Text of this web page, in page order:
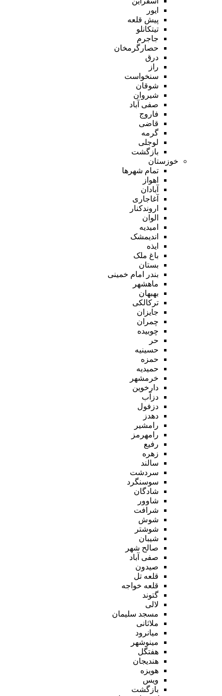
ایور
پیش قلعه
تیتکانلو
جاجرم
حصارگرمخان
درق
راز
سنخواست
شوقان
شیروان
صفی آباد
فاروج
قاضی
گرمه
لوجلی
بازگشت
خوزستان
تمام شهر‌ها
اهواز
آبادان
آغاجاری
اروندکنار
الوان
امیدیه
اندیمشک
ایذه
باغ ملک
بستان
بندر امام خمینی
ماهشهر
بهبهان
ترکالکی
جایزان
چمران
چوبیده
حر
حسینیه
حمزه
حمیدیه
خرمشهر
دارخوین
دزآب
دزفول
دهدز
رامشیر
رامهرمز
رفیع
زهره
سالند
سردشت
سوسنگرد
شادگان
شاوور
شرافت
شوش
شوشتر
شیبان
صالح شهر
صفی آباد
صیدون
قلعه تل
قلعه خواجه
گتوند
لالی
مسجد سلیمان
ملاثانی
میانرود
مینوشهر
هفتگل
هندیجان
هویزه
ویس
بازگشت